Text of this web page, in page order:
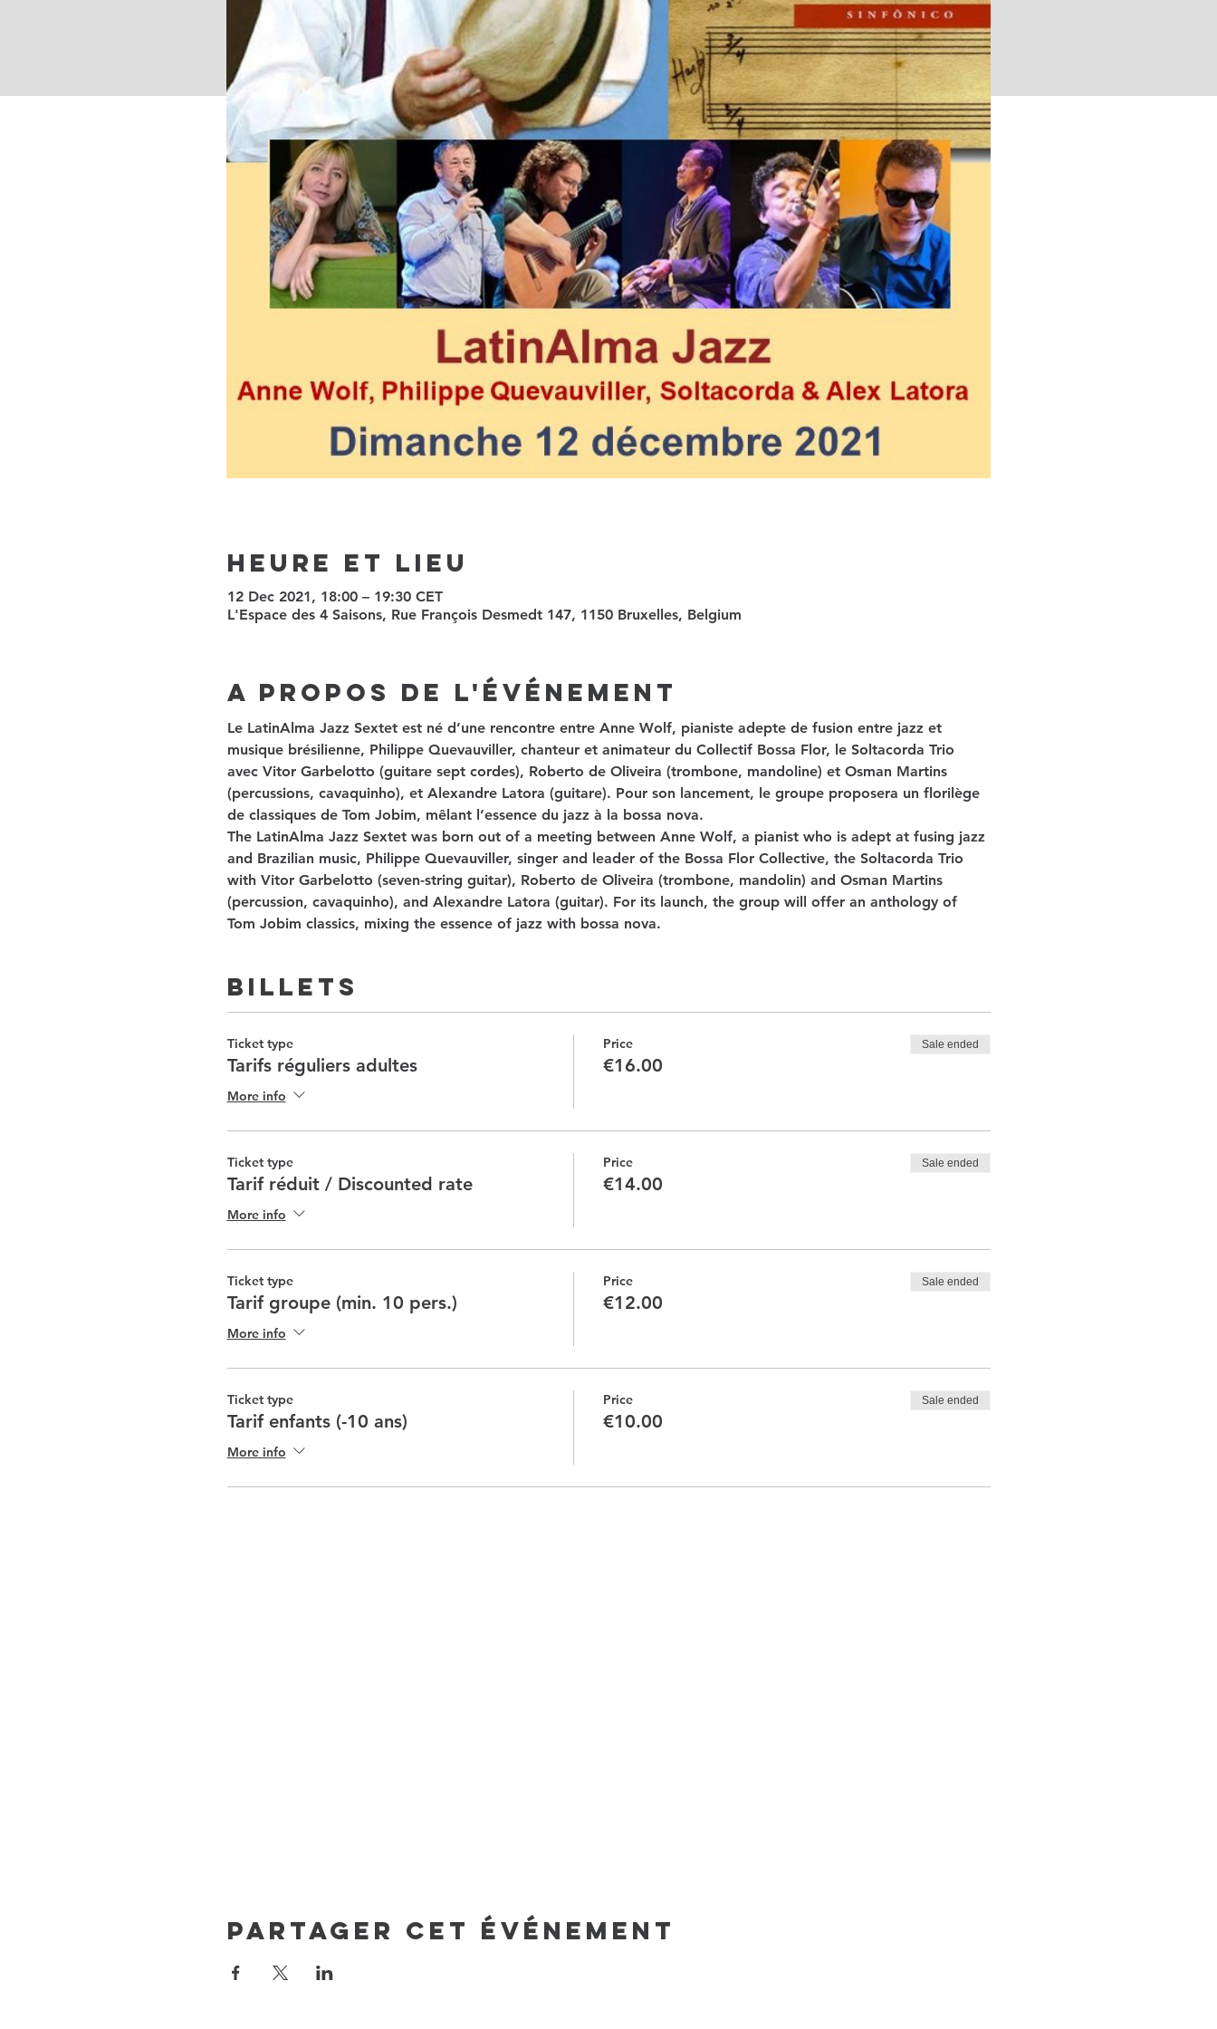
Heure et Lieu
12 Dec 2021, 18:00 – 19:30 CET
L'Espace des 4 Saisons, Rue François Desmedt 147, 1150 Bruxelles, Belgium
A propos de l'événement
Le LatinAlma Jazz Sextet est né d’une rencontre entre Anne Wolf, pianiste adepte de fusion entre jazz et
musique brésilienne, Philippe Quevauviller, chanteur et animateur du Collectif Bossa Flor, le Soltacorda Trio
avec Vitor Garbelotto (guitare sept cordes), Roberto de Oliveira (trombone, mandoline) et Osman Martins
(percussions, cavaquinho), et Alexandre Latora (guitare). Pour son lancement, le groupe proposera un florilège
de classiques de Tom Jobim, mêlant l’essence du jazz à la bossa nova.
The LatinAlma Jazz Sextet was born out of a meeting between Anne Wolf, a pianist who is adept at fusing jazz
and Brazilian music, Philippe Quevauviller, singer and leader of the Bossa Flor Collective, the Soltacorda Trio
with Vitor Garbelotto (seven-string guitar), Roberto de Oliveira (trombone, mandolin) and Osman Martins
(percussion, cavaquinho), and Alexandre Latora (guitar). For its launch, the group will offer an anthology of
Tom Jobim classics, mixing the essence of jazz with bossa nova.
Billets
Ticket type
Tarifs réguliers adultes
More info
Price
€16.00
Sale ended
Ticket type
Tarif réduit / Discounted rate
More info
Price
€14.00
Sale ended
Ticket type
Tarif groupe (min. 10 pers.)
More info
Price
€12.00
Sale ended
Ticket type
Tarif enfants (-10 ans)
More info
Price
€10.00
Sale ended
Partager cet événement